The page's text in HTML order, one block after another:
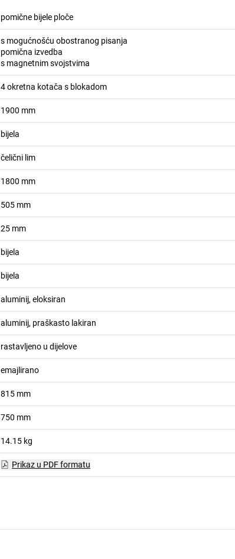
pomične bijele ploče
s mogućnošću obostranog pisanja
pomična izvedba
s magnetnim svojstvima
4 okretna kotača s blokadom
1900 mm
bijela
čelični lim
1800 mm
505 mm
25 mm
bijela
bijela
aluminij, eloksiran
aluminij, praškasto lakiran
rastavljeno u dijelove
emajlirano
815 mm
750 mm
14.15 kg
Prikaz u PDF formatu